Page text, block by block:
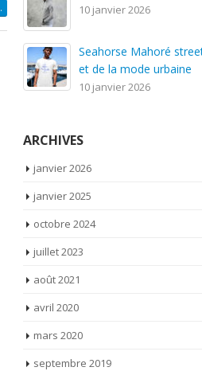
10 janvier 2026
Seahorse Mahoré
et de la mode urbaine
10 janvier 2026
ARCHIVES
janvier 2026
janvier 2025
octobre 2024
juillet 2023
août 2021
avril 2020
mars 2020
septembre 2019